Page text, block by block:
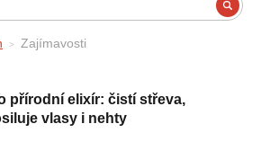
Zajímavosti
přírodní elixír: čistí střeva,
vlasy i nehty